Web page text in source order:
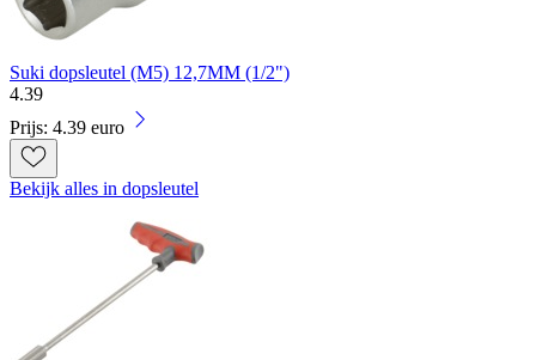
Suki dopsleutel (M5) 12,7MM (1/2")
4.39
Prijs: 4.39 euro
Bekijk alles in dopsleutel